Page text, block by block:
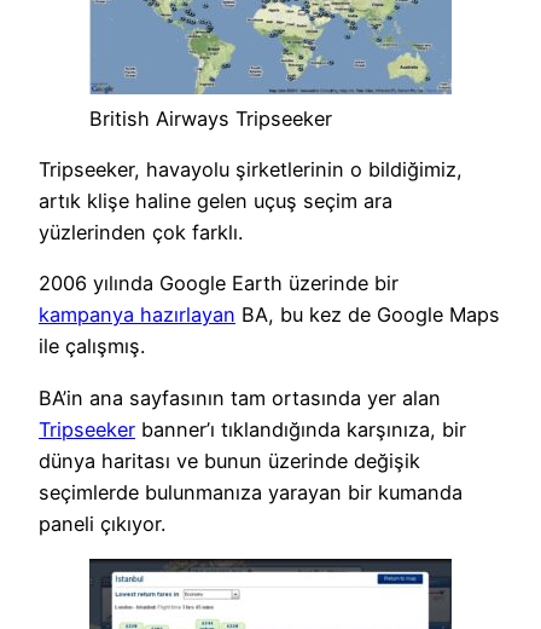
British Airways Tripseeker
Tripseeker, havayolu şirketlerinin o bildiğimiz,
artık klişe haline gelen uçuş seçim ara
yüzlerinden çok farklı.
2006 yılında Google Earth üzerinde bir
kampanya hazırlayan BA, bu kez de Google Maps
ile çalışmış.
BA’in ana sayfasının tam ortasında yer alan
Tripseeker banner’ı tıklandığında karşınıza, bir
dünya haritası ve bunun üzerinde değişik
seçimlerde bulunmanıza yarayan bir kumanda
paneli çıkıyor.